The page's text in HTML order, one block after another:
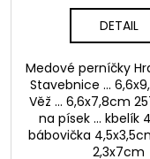
DETAIL
Medové perníčky
Stavebnice ...
Věž ... 6,6x7,8cm
na písek ... kbelík
bábovička
2,3x7cm